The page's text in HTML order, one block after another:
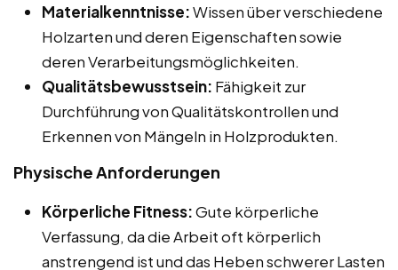
Materialkenntnisse:Wissen über verschiedene
Holzarten und deren Eigenschaften sowie
deren Verarbeitungsmöglichkeiten.
Qualitätsbewusstsein: Fähigkeit zur
Durchführung von Qualitätskontrollen und
Erkennen von Mängeln in Holzprodukten.
Physische Anforderungen
Körperliche Fitness:Gute körperliche
Verfassung, da die Arbeit oft körperlich
anstrengend ist und das Heben schwerer Lasten